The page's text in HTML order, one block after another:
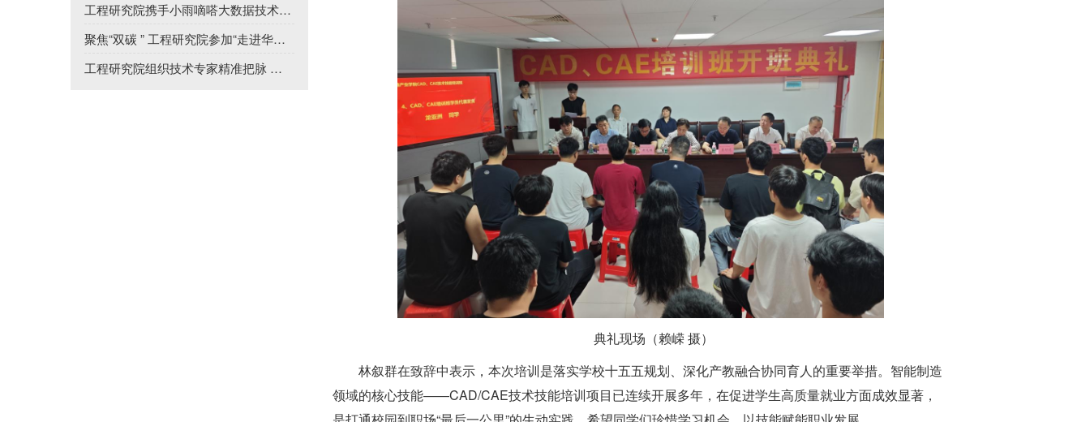
工程研究院携手小雨嘀嗒大数据技术有限公司 共商AI教育赋能产教...
聚焦“双碳 ” 工程研究院参加“走进华为”专题活动 共话能源数...
工程研究院组织技术专家精准把脉 助力企业提质增效
典礼现场（赖嵘 摄）
林叙群在致辞中表示，本次培训是落实学校十五五规划、深化产教融合协同育人的重要举措。智能制造
领域的核心技能——CAD/CAE技术技能培训项目已连续开展多年，在促进学生高质量就业方面成效显著，